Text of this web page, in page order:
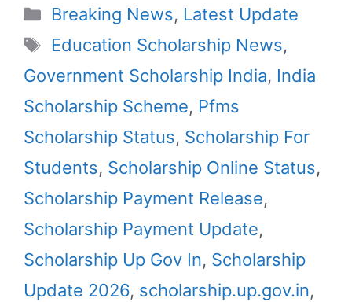
Categories
Breaking News, Latest Update
Tags
Education Scholarship News,
Government Scholarship India, India
Scholarship Scheme, Pfms
Scholarship Status, Scholarship For
Students, Scholarship Online Status,
Scholarship Payment Release,
Scholarship Payment Update,
Scholarship Up Gov In, Scholarship
Update 2026, scholarship.up.gov.in,